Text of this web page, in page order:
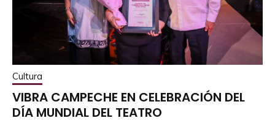
Cultura
VIBRA CAMPECHE EN CELEBRACIÓN DEL
DÍA MUNDIAL DEL TEATRO